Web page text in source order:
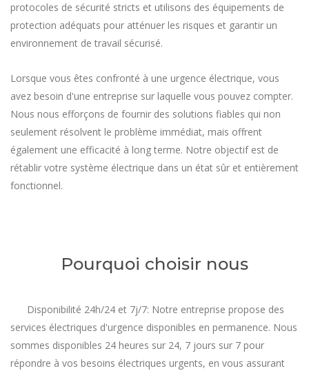
protocoles de sécurité stricts et utilisons des équipements de
protection adéquats pour atténuer les risques et garantir un
environnement de travail sécurisé.
Lorsque vous êtes confronté à une urgence électrique, vous
avez besoin d'une entreprise sur laquelle vous pouvez compter.
Nous nous efforçons de fournir des solutions fiables qui non
seulement résolvent le problème immédiat, mais offrent
également une efficacité à long terme. Notre objectif est de
rétablir votre système électrique dans un état sûr et entièrement
fonctionnel.
Pourquoi choisir nous
Disponibilité 24h/24 et 7j/7: Notre entreprise propose des
services électriques d'urgence disponibles en permanence. Nous
sommes disponibles 24 heures sur 24, 7 jours sur 7 pour
répondre à vos besoins électriques urgents, en vous assurant